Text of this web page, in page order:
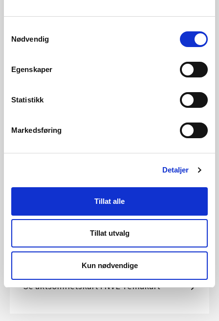
Nødvendig
Egenskaper
Statistikk
Markedsføring
Detaljer
Tillat alle
Tillat utvalg
Kun nødvendige
utredningsrapporter vil bli tilgjengelig på kart
Atlas og Temakart.
For kvikkleire vil dette være
faktaarket. Det jobbes med å migrere over
Se farekart i NVE Temakart
Se aktsomhetskart i NVE Temakart